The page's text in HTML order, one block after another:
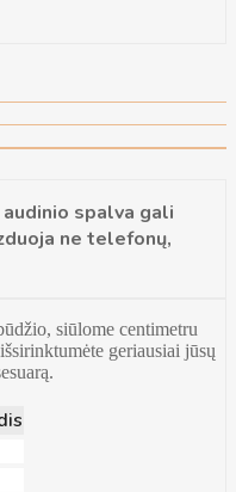
spalva gali
ne telefonų,
siūlome centimetru
geriausiai jūsų